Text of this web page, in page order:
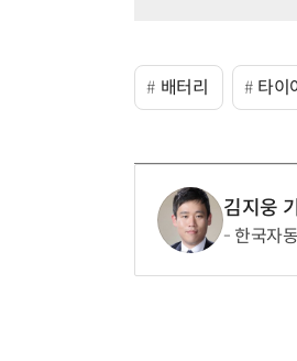
배터리 타이
김지웅
한국자